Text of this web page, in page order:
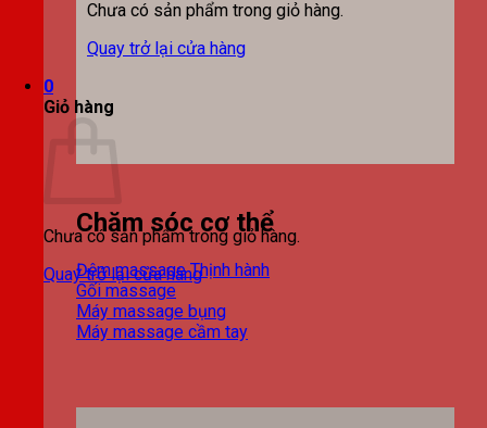
Chưa có sản phẩm trong giỏ hàng.
Quay trở lại cửa hàng
0
Giỏ hàng
Chưa có sản phẩm trong giỏ hàng.
Quay trở lại cửa hàng
Chăm sóc cơ thể
Đệm massage
Gối massage
Máy massage bụng
Máy massage cầm tay